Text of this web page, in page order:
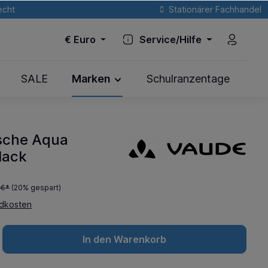
Stationärer Fachhandel
€ Euro Service/Hilfe
SALE Marken Schulranzentage
Aqua
€* (20% gespart)
In den Warenkorb